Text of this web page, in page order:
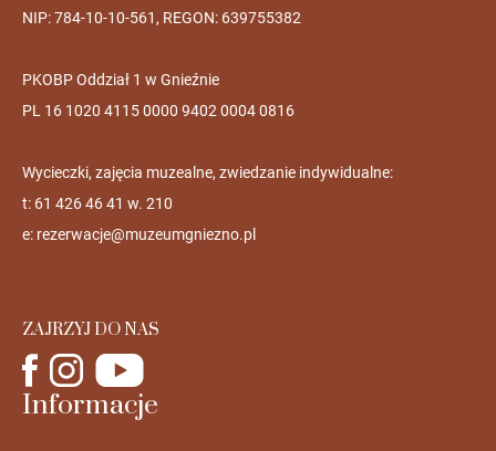
NIP: 784-10-10-561, REGON: 639755382
PKOBP Oddział 1 w Gnieźnie
PL 16 1020 4115 0000 9402 0004 0816
Wycieczki, zajęcia muzealne, zwiedzanie indywidualne:
t: 61 426 46 41 w. 210
e: rezerwacje@muzeumgniezno.pl
ZAJRZYJ DO NAS
Informacje